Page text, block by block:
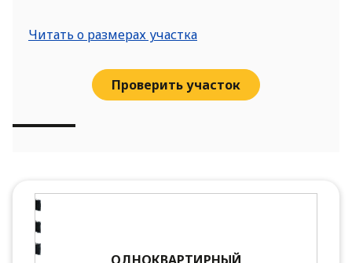
Читать о размерах участка
Проверить участок